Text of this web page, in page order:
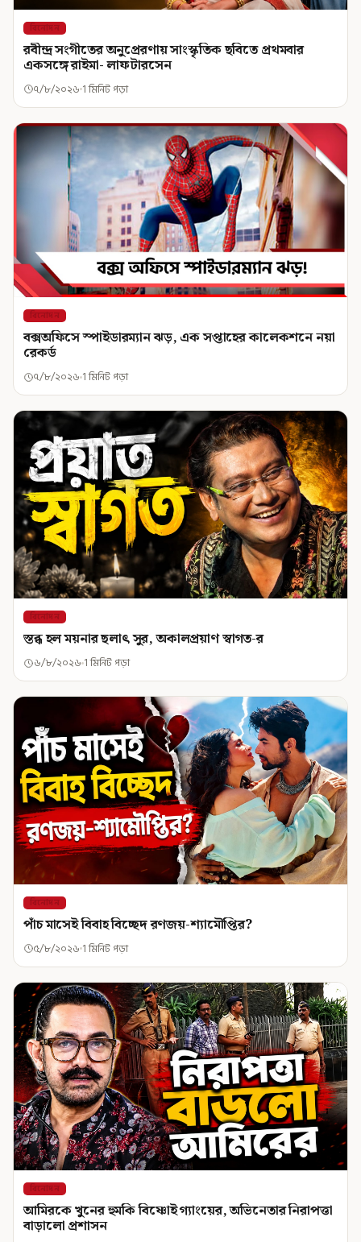
বিনোদন
রবীন্দ্র সংগীতের অনুপ্রেরণায় সাংস্কৃতিক ছবিতে প্রথমবার
একসঙ্গে রাইমা- লাফটারসেন
৭/৮/২০২৬ 1 মিনিট পড়া
বিনোদন
বক্সঅফিসে স্পাইডারম্যান ঝড়, এক সপ্তাহের কালেকশনে নয়া
রেকর্ড
৭/৮/২০২৬ 1 মিনিট পড়া
বিনোদন
স্তব্ধ হল ময়নার ছলাৎ সুর, অকালপ্রয়াণ স্বাগত-র
৬/৮/২০২৬ 1 মিনিট পড়া
বিনোদন
পাঁচ মাসেই বিবাহ বিচ্ছেদ রণজয়-শ্যামৌপ্তির?
৫/৮/২০২৬ 1 মিনিট পড়া
বিনোদন
আমিরকে খুনের হুমকি বিষ্ণোই গ্যাংয়ের, অভিনেতার নিরাপত্তা
বাড়ালো প্রশাসন